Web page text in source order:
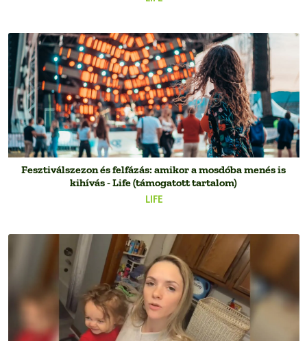
LIFE
Fesztiválszezon és felfázás: amikor a mosdóba menés is
kihívás - Life (támogatott tartalom)